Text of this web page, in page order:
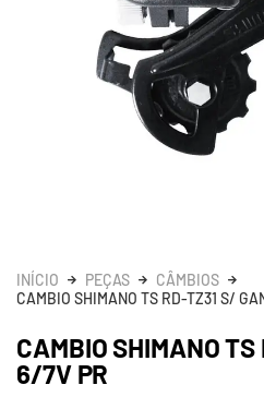
INÍCIO PEÇAS
CÂMBIOS
CAMBIO SHIMANO TS RD-TZ31 S/
CAMBIO SHIMANO
6/7V PR